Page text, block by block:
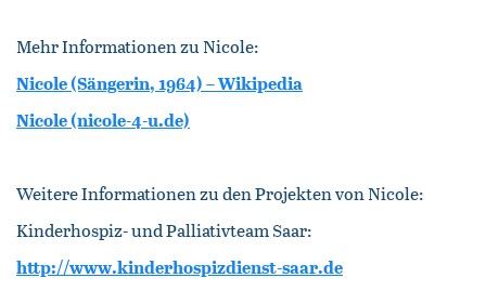
Mehr Informationen zu Nicole:
Nicole (Sängerin, 1964) – Wikipedia
Nicole (nicole-4-u.de)
Weitere Informationen zu den Projekten von Nicole:
Kinderhospiz- und Palliativteam Saar:
http://www.kinderhospizdienst-saar.de